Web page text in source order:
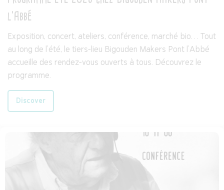
l'Abbé
Exposition, concert, ateliers, conférence, marché bio… Tout
au long de l'été, le tiers-lieu Bigouden Makers Pont l'Abbé
accueille des rendez-vous ouverts à tous. Découvrez le
programme.
Discover